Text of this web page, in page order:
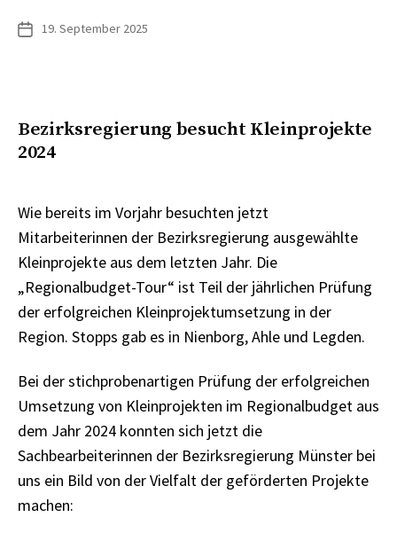
Veröffentlichungsdatum
19. September 2025
Bezirksregierung besucht Kleinprojekte
2024
Wie bereits im Vorjahr besuchten jetzt
Mitarbeiterinnen der Bezirksregierung ausgewählte
Kleinprojekte aus dem letzten Jahr. Die
„Regionalbudget-Tour“ ist Teil der jährlichen Prüfung
der erfolgreichen Kleinprojektumsetzung in der
Region. Stopps gab es in Nienborg, Ahle und Legden.
Bei der stichprobenartigen Prüfung der erfolgreichen
Umsetzung von Kleinprojekten im Regionalbudget aus
dem Jahr 2024 konnten sich jetzt die
Sachbearbeiterinnen der Bezirksregierung Münster bei
uns ein Bild von der Vielfalt der geförderten Projekte
machen: